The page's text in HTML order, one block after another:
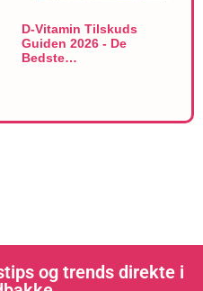
D-Vitamin Tilskuds
Guiden 2026 - De
Bedste…
og trends direkte i